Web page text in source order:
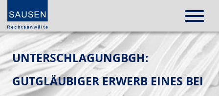
UNTERSCHLAGUNGBGH:
GUTGLÄUBIGER ERWERB EINES BEI